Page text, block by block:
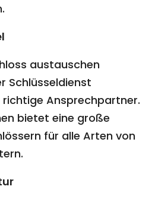
austauschen
Schlüsseldienst
Ansprechpartner.
bietet eine große
für alle Arten von